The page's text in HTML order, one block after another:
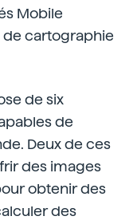
Mobile
de cartographie
de six
de
Deux de ces
des images
obtenir des
des